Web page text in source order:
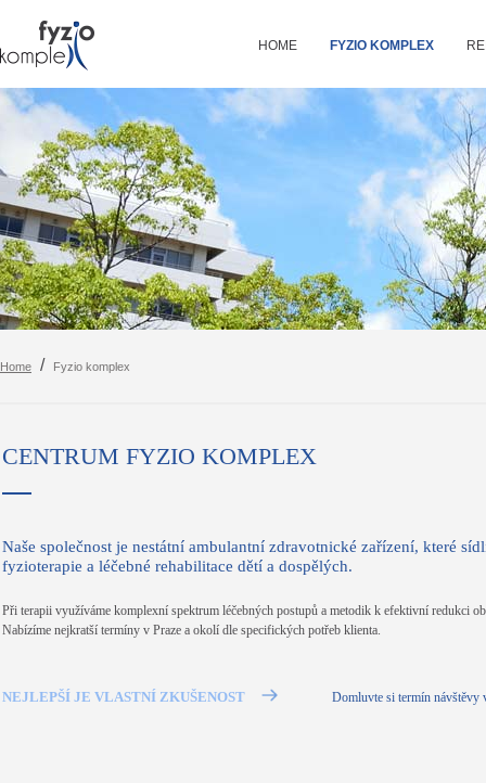
HOME FYZIO KOMPLEX
Home / Fyzio komplex
CENTRUM FYZIO KOMPLEX
Naše společnost je nestátní ambulantní zdravotnické zařízení, které
fyzioterapie a léčebné rehabilitace dětí a dospělých.
Při terapii využíváme komplexní spektrum léčebných postupů a metodik k efektivní redukci
Nabízíme nejkratší termíny v Praze a okolí dle specifických potřeb klienta.
NEJLEPŠÍ JE VLASTNÍ ZKUŠENOST Domluvte si termín návštěvy